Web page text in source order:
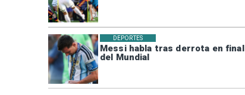
Messi habla tras derrota en final
del Mundial
DEPORTES